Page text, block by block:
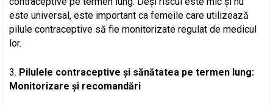
este universal, este important ca femeile care utilizează
pilule contraceptive să fie monitorizate regulat de medicul
lor.
Pilulele contraceptive și sănătatea pe termen lung:
Monitorizare și recomandări